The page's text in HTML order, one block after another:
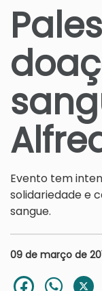
Evento tem
solidariedade e
sangue.
09 de março de